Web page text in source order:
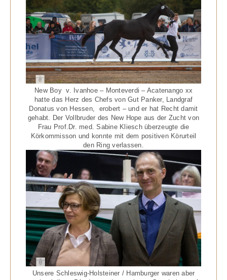
New Boy v. Ivanhoe – Monteverdi – Acatenango xx
hatte das Herz des Chefs von Gut Panker, Landgraf
Donatus von Hessen, erobert – und er hat Recht damit
gehabt. Der Vollbruder des New Hope aus der Zucht von
Frau Prof.Dr. med. Sabine Kliesch überzeugte die
Körkommisson und konnte mit dem positiven Körurteil
den Ring verlassen.
Unsere Schleswig-Holsteiner / Hamburger waren aber